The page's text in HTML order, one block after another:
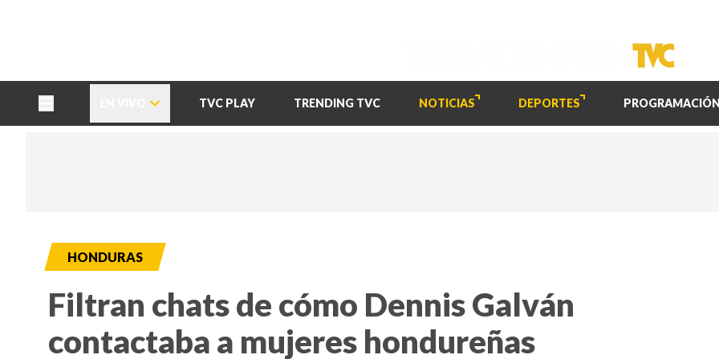
TVC PLAY TRENDING TVC NOTICIAS DEPORTES PROGRAMACIÓN
HONDURAS
Filtran chats de cómo Dennis Galván
contactaba a mujeres hondureñas